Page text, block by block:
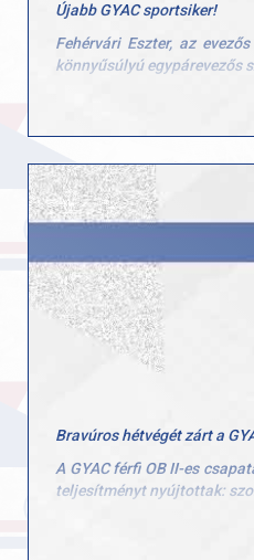
Újabb GYAC sportsiker!
Fehérvári Eszter, az
könnyűsúlyú egypárevezős
Gratulálunk Eszternek és
Bravúros hétvégét zárt a
A GYAC férfi OB II-es
teljesítményt nyújtottak: